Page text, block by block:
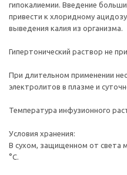
гипокалиемии. Введение
привести к хлоридному
выведения калия из организма.
Гипертонический раствор не
При длительном применении
электролитов в плазме и
Температура инфузионного
Условия хранения:
В сухом, защищенном от света
°C.